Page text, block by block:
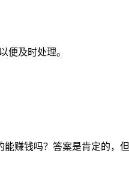
便及时处理。
赚钱吗？答案是肯定的，